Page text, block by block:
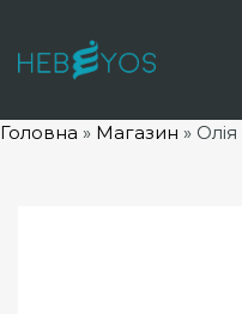
Головна » Магазин » Олія